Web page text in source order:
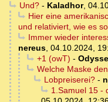
Und?- Kaladhor,
Hier eine
und relativiert, wie es
Immer wieder
nereus, 04.10.2024,
+1 (owT) -
Welche Maske
Lobpreiserei?-
1.Samuel 15 -